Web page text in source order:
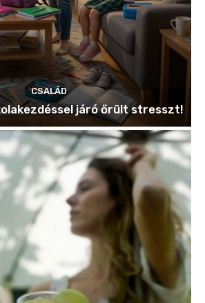
CSALÁD
járó őrült stresszt!